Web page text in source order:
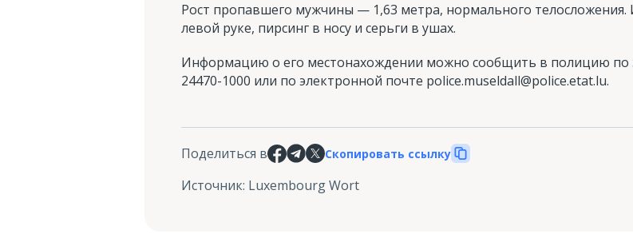
Рост пропавшего мужчины — 1,63 метра, нормального
левой руке, пирсинг в носу и серьги в ушах.
Информацию о его местонахождении можно сообщить в полицию по
24470-1000 или по электронной почте police.museldall@police.etat.lu.
Поделиться в Скопировать ссылку
Источник: Luxembourg Wort